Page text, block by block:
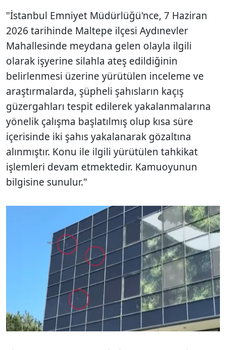
"İstanbul Emniyet Müdürlüğü'nce, 7 Haziran
2026 tarihinde Maltepe ilçesi Aydınevler
Mahallesinde meydana gelen olayla ilgili
olarak işyerine silahla ateş edildiğinin
belirlenmesi üzerine yürütülen inceleme ve
araştırmalarda, şüpheli şahısların kaçış
güzergahları tespit edilerek yakalanmalarına
yönelik çalışma başlatılmış olup kısa süre
içerisinde iki şahıs yakalanarak gözaltına
alınmıştır. Konu ile ilgili yürütülen tahkikat
işlemleri devam etmektedir. Kamuoyunun
bilgisine sunulur."